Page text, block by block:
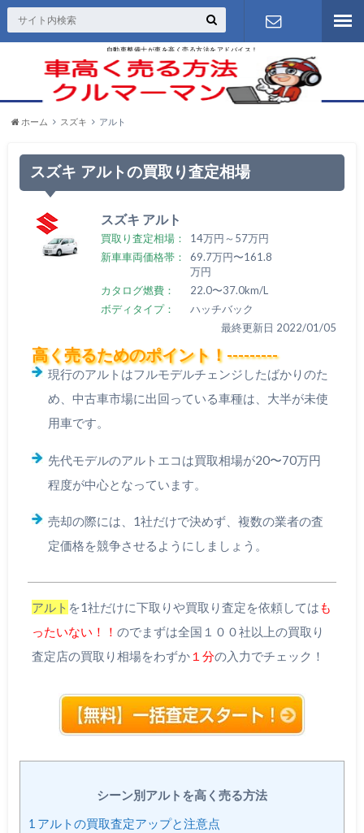
自動車整備士が車を高く売る方法をアドバイス！
お問い合わ
せ
ホーム スズキ アルト
スズキ アルトの買取り査定相場
スズキ アルト
買取り査定相場：
14万円～57万円
新車車両価格帯：
69.7万円〜161.8
万円
カタログ燃費：
22.0〜37.0km/L
ボディタイプ：
ハッチバック
最終更新日 2022/01/05
高く売るためのポイント！---------
現行のアルトはフルモデルチェンジしたばかりのた
め、中古車市場に出回っている車種は、大半が未使
用車です。
先代モデルのアルトエコは買取相場が20〜70万円
程度が中心となっています。
売却の際には、1社だけで決めず、複数の業者の査
定価格を競争させるようにしましょう。
アルト を1社だけに下取りや買取り査定を依頼してはも
ったいない！！ のでまずは全国１００社以上の買取り
査定店の買取り相場をわずか１分の入力でチェック！
シーン別アルトを高く売る方法
1 アルトの買取査定アップと注意点